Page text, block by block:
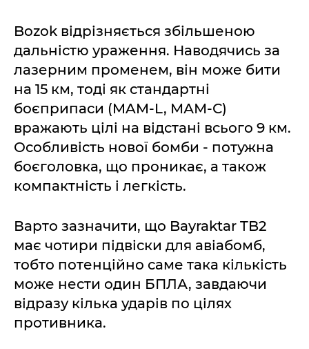
Bozok відрізняється збільшеною
дальністю ураження. Наводячись за
лазерним променем, він може бити
на 15 км, тоді як стандартні
боєприпаси (MAM-L, МАМ-С)
вражають цілі на відстані всього 9 км.
Особливість нової бомби - потужна
боєголовка, що проникає, а також
компактність і легкість.
Варто зазначити, що Bayraktar TB2
має чотири підвіски для авіабомб,
тобто потенційно саме така кількість
може нести один БПЛА, завдаючи
відразу кілька ударів по цілях
противника.